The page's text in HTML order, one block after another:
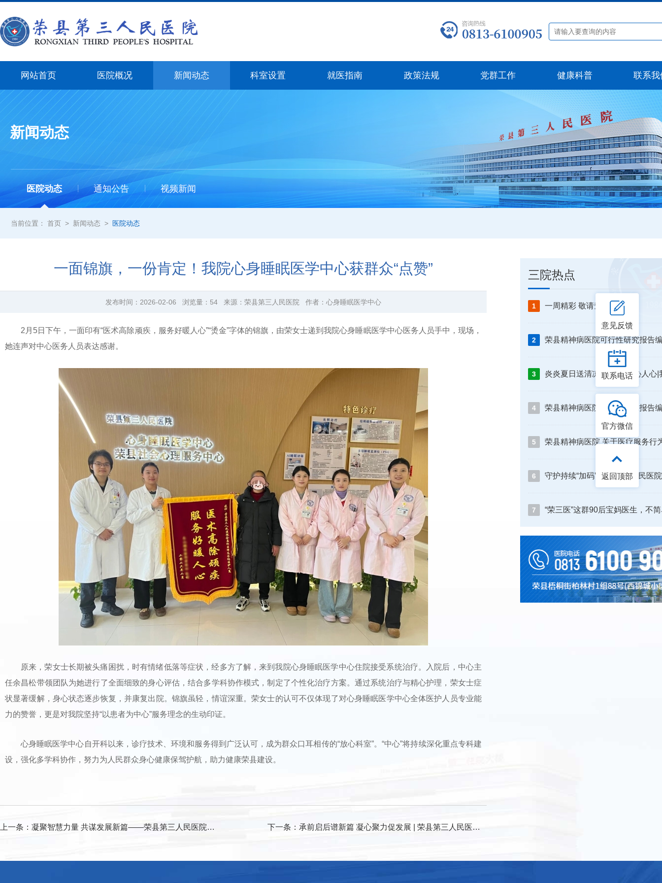
网站首页 医院概况 新闻动态 科室设置 就医指南 政策法规 党群工作 健康科普 联系我
新闻动态
医院动态 通知公告 视频新闻
当前位置： 首页 > 新闻动态 > 医院动态
三院热点
1 一周精彩 敬请查收
2
3
4
5
6
7 “荣三医”这群90后宝妈医生，不
一面锦旗，一份肯定！我院心身睡眠医学中心获群众“点赞”
发布时间： 2026-02-06 浏览量： 54 来源： 荣县第三人民医院 作者： 心身睡眠医学中心
2月5日下午，一面印有“医术高除顽疾，服务好暖人心”“烫金”字体的锦旗，由荣女士递到我院心身睡眠医学中心医务人员手中，现场，
她连声对中心医务人员表达感谢。
原来，荣女士长期被头痛困扰，时有情绪低落等症状，经多方了解，来到我院心身睡眠医学中心住院接受系统治疗。入院后，中心主
任余昌松带领团队为她进行了全面细致的身心评估，结合多学科协作模式，制定了个性化治疗方案。通过系统治疗与精心护理，荣女士症
状显著缓解，身心状态逐步恢复，并康复出院。锦旗虽轻，情谊深重。荣女士的认可不仅体现了对心身睡眠医学中心全体医护人员专业能
力的赞誉，更是对我院坚持“以患者为中心”服务理念的生动印证。
心身睡眠医学中心自开科以来，诊疗技术、环境和服务得到广泛认可，成为群众口耳相传的“放心科室”。“中心”将持续深化重点专科建
设，强化多学科协作，努力为人民群众身心健康保驾护航，助力健康荣县建设。
上一条： 凝聚智慧力量 共谋发展新篇——荣县第三人民医院知联会召开工作座谈会 下一条： 承前启后谱新篇 凝心聚力促发展 | 荣县第三人民医院第六届工会委员会换届选举大会顺利召开
意见反馈
联系电话
官方微信
返回顶部